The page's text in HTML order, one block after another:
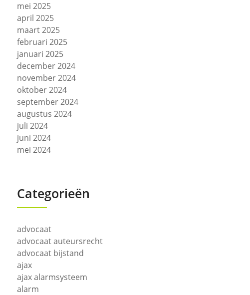
mei 2025
april 2025
maart 2025
februari 2025
januari 2025
december 2024
november 2024
oktober 2024
september 2024
augustus 2024
juli 2024
juni 2024
mei 2024
Categorieën
advocaat
advocaat auteursrecht
advocaat bijstand
ajax
ajax alarmsysteem
alarm